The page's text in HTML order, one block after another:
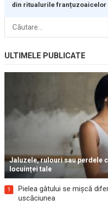
din ritualurile franțuzoaicelor
Caută
ULTIMELE PUBLICATE
Jaluzele, rulouri sau perdele
locuinței tale
1
Pielea gâtului se mișcă
uscăciunea